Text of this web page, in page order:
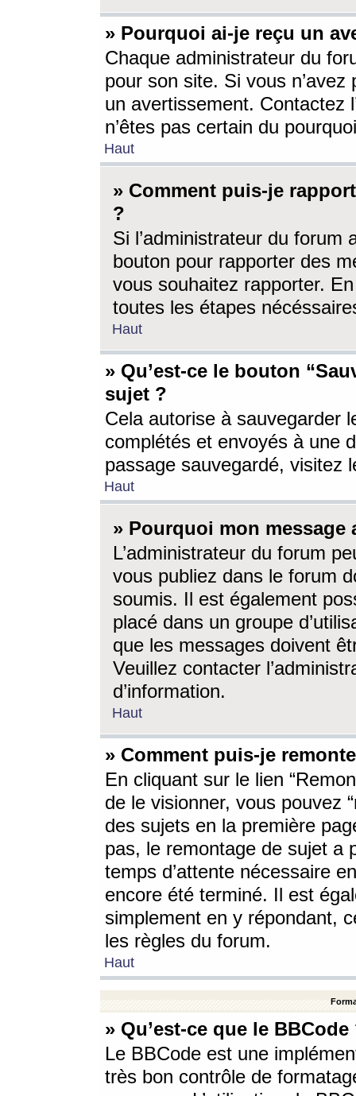
» Pourquoi ai-je reçu un
Chaque administrateur du
pour son site. Si vous
un avertissement. Contactez
n’êtes pas certain du
Haut
» Comment puis-je
?
Si l’administrateur du forum
bouton pour rapporter des
vous souhaitez rapporter.
toutes les étapes
Haut
» Qu’est-ce le bouton
sujet ?
Cela autorise à sauvegarder
complétés et envoyés à une
passage sauvegardé, visitez
Haut
» Pourquoi mon message
L’administrateur du forum
vous publiez dans le forum
soumis. Il est également
placé dans un groupe
que les messages doivent
Veuillez contacter
d’information.
Haut
» Comment puis-je
En cliquant sur le lien
de le visionner, vous pouvez
des sujets en la première
pas, le remontage de sujet a
temps d’attente nécessaire
encore été terminé. Il est
simplement en y répondant,
les règles du forum.
Haut
» Qu’est-ce que le BBCode
Le BBCode est une
très bon contrôle de